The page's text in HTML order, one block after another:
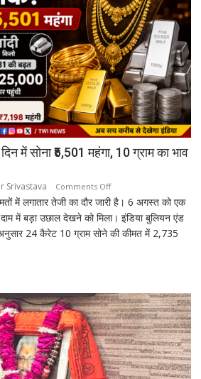
में सोना ₹5,501 महंगा, 10 ग्राम का भाव
Srivastava Comments Offon
सोना-
चांदी
फिर
में
सोना
₹5,501
महंगा,
10
ग्राम
में लगातार तेजी का दौर जारी है। 6 अगस्त को एक
में बड़ा उछाल देखने को मिला। इंडिया बुलियन एंड
24 कैरेट 10 ग्राम सोने की कीमत में 2,735